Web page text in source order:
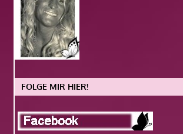
FOLGE MIR HIER!